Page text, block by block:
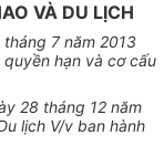
VÀ DU LỊCH
7 năm 2013
hạn và cơ cấu
28 tháng 12 năm
lịch V/v ban hành